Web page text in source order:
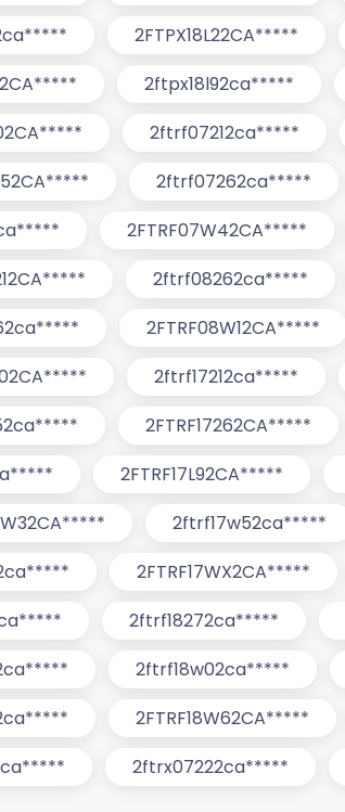
2FTPX18L22CA*****
2ftpx18l92ca*****
2ftrf07212ca*****
2ftrf07262ca*****
2FTRF07W42CA*****
2ftrf08262ca*****
2FTRF08W12CA*****
2ftrf17212ca*****
2FTRF17262CA*****
2FTRF17L92CA*****
2ftrf17w52ca*****
2FTRF17WX2CA*****
2ftrf18272ca*****
2ftrf18w02ca*****
2FTRF18W62CA*****
2ftrx07222ca*****